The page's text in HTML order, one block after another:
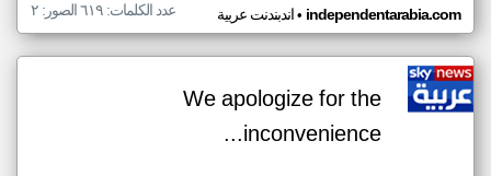
اندبندنت عربية• independentarabia.com عدد الكلمات: ٦١٩ الصور: ٢
We apologize for the
inconvenience...